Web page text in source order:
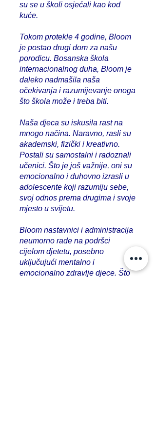
su se u školi osjećali kao kod
kuće.
Tokom protekle 4 godine, Bloom
je postao drugi dom za našu
porodicu. Bosanska škola
internacionalnog duha, Bloom je
daleko nadmašila naša
očekivanja i razumijevanje onoga
što škola može i treba biti.
Naša djeca su iskusila rast na
mnogo načina. Naravno, rasli su
akademski, fizički i kreativno.
Postali su samostalni i radoznali
učenici. Što je još važnije, oni su
emocionalno i duhovno izrasli u
adolescente koji razumiju sebe,
svoj odnos prema drugima i svoje
mjesto u svijetu.
Bloom nastavnici i administracija
neumorno rade na podršci
cijelom djetetu, posebno
uključujući mentalno i
emocionalno zdravlje djece. Što